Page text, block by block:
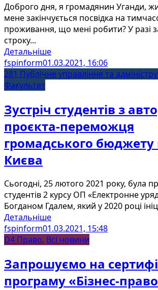
Доброго дня, я громадянин Уганди,
мене закінчується посвідка на
проживання, що мені робити? У разі
строку...
Детальніше
fspinform01.03.2021, 16:06
281 Публічне управління та
Факультет
Зустріч студентів з
проєкта-переможця
громадського бюджету
Києва
Сьогодні, 25 лютого 2021 року, була
студентів 2 курсу ОП «Електронне
Богданом Гдалем, який у 2020 році
Детальніше
fspinform01.03.2021, 15:48
D4 Право, Всі новини
Запрошуємо на
програму «Бізнес-